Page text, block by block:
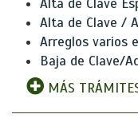
Alta de Clave
Alta de Clave /
Arreglos varios
Baja de Clave/
MÁS